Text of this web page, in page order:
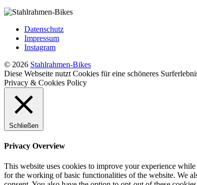
Datenschutz
Impressum
Instagram
© 2026 Stahlrahmen-Bikes
Diese Webseite nutzt Cookies für eine schöneres
Privacy & Cookies Policy
Schließen
Privacy Overview
This website uses cookies to improve your experience
for the working of basic functionalities of the website. We